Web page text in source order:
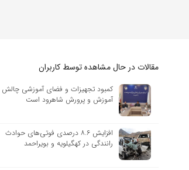
مقالات در حال مشاهده توسط کاربران
کمبود تجهیزات و فضای آموزشی چالش
آموزش و پرورش شاهرود است
افزایش ۸.۶ درصدی فوتی‌های حوادث
رانندگی در کهگیلویه و بویراحمد